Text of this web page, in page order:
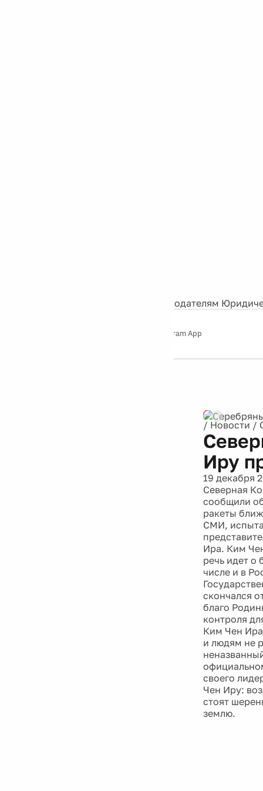
Рекламодателям
Telegram App
/ Новости /
Иру
19 декабря
Северная
сообщили
ракеты
СМИ,
Ира. Ким
речь идет о
числе и в
скончался
благо
контроля
Ким Чен
и людям не
своего
Чен Иру:
стоят
землю.